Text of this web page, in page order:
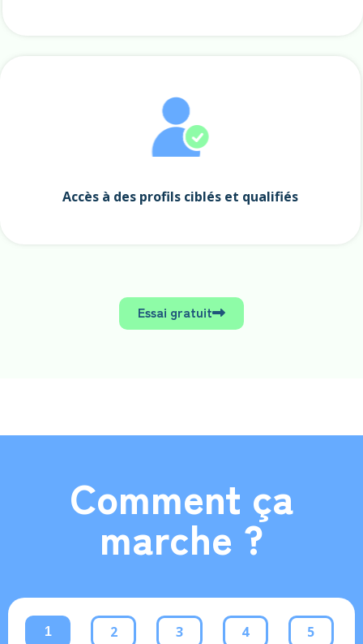
Accès à des profils ciblés et qualifiés
Essai gratuit
Comment ça
marche ?
1 2 3 4 5